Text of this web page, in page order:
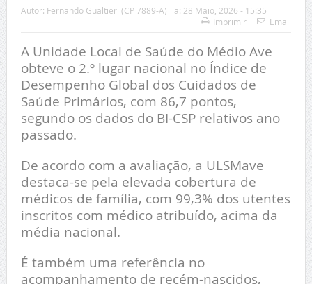
Autor: Fernando Gualtieri (CP 7889-A) a: 28 Maio, 2026 - 15:35
Imprimir
Email
A Unidade Local de Saúde do Médio Ave
obteve o 2.º lugar nacional no Índice de
Desempenho Global dos Cuidados de
Saúde Primários, com 86,7 pontos,
segundo os dados do BI-CSP relativos ano
passado.
De acordo com a avaliação, a ULSMave
destaca-se pela elevada cobertura de
médicos de família, com 99,3% dos utentes
inscritos com médico atribuído, acima da
média nacional.
É também uma referência no
acompanhamento de recém-nascidos,